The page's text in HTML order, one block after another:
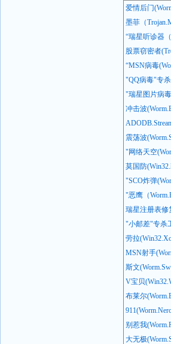
爱情后门
墨菲（
“瑞星听诊器（
股票窃密者
“MSN病毒
"QQ病毒"专
"瑞星图片病
冲击波
震荡波
"网络天空
莫国防
"SCO炸弹
"恶鹰（
瑞星注册表修
"小邮差"专杀
劳拉
MSN射手
斯文
V宝贝
布莱尔
别惹我
大无极